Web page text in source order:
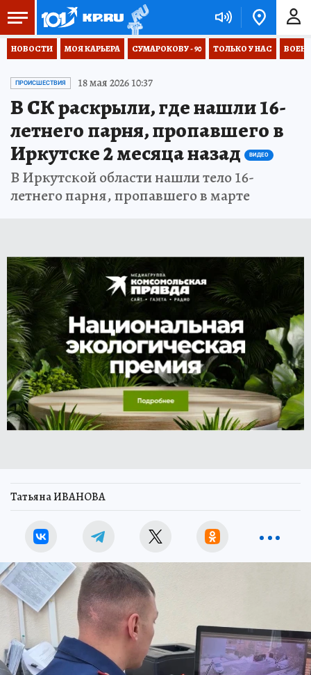
НОВОСТИ МОЯ КАРЬЕРА СУМАРОКОВУ - 90 ТОЛЬКО У НАС
ПРОИСШЕСТВИЯ 18 мая 2026 10:37
В СК раскрыли, где нашли 16-
летнего парня, пропавшего в
Иркутске 2 месяца назад
ВИДЕО
В Иркутской области нашли тело 16-
летнего парня, пропавшего в марте
Татьяна ИВАНОВА